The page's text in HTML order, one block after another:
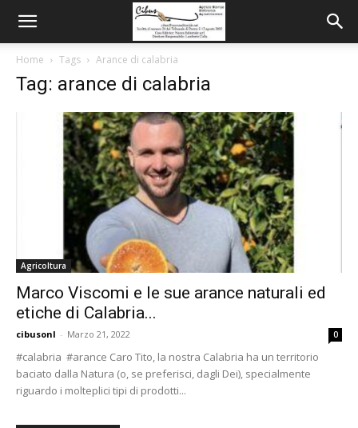
Home Tags Arance di calabria
Tag: arance di calabria
Agricoltura
Marco Viscomi e le sue arance naturali ed
etiche di Calabria...
cibusonl - Marzo 21, 2022 0
#calabria #arance Caro Tito, la nostra Calabria ha un territorio
baciato dalla Natura (o, se preferisci, dagli Dei), specialmente
riguardo i molteplici tipi di prodotti...